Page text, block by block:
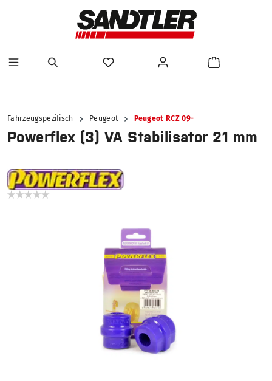
Fahrzeugspezifisch Peugeot Peugeot RCZ 09-
Powerflex (3) VA Stabilisator 21 mm